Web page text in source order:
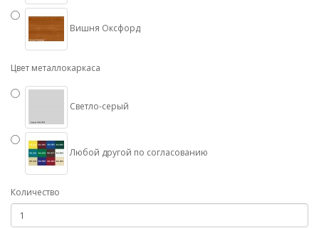
Вишня Оксфорд
Цвет металлокаркаса
Светло-серый
Любой другой по согласованию
Количество